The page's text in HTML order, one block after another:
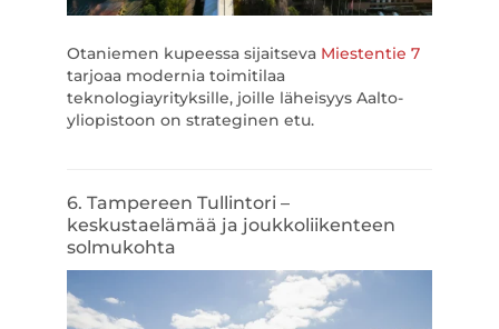
Otaniemen kupeessa sijaitseva Miestentie 7
tarjoaa modernia toimitilaa
teknologiayrityksille, joille läheisyys Aalto-
yliopistoon on strateginen etu.
6. Tampereen Tullintori –
keskustaelämää ja joukkoliikenteen
solmukohta